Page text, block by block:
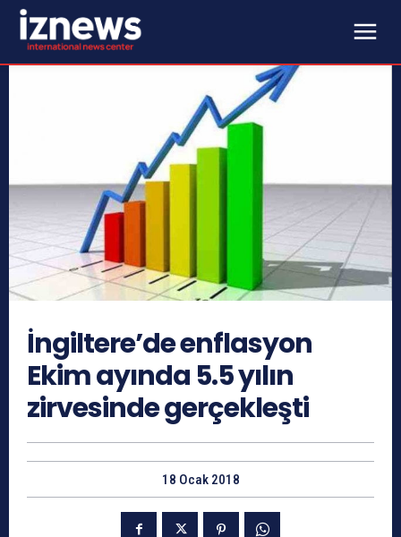
İngiltere’de enflasyon
Ekim ayında 5.5 yılın
zirvesinde gerçekleşti
18 Ocak 2018